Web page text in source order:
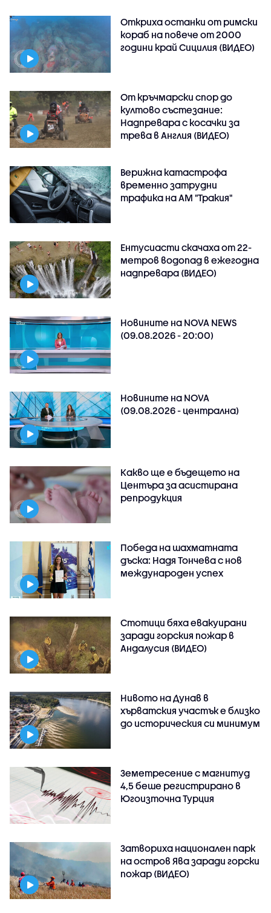
Откриха останки от римски
кораб на повече от 2000
години край Сицилия (ВИДЕО)
От кръчмарски спор до
култово състезание:
Надпревара с косачки за
трева в Англия (ВИДЕО)
Верижна катастрофа
временно затрудни
трафика на АМ "Тракия"
Ентусиасти скачаха от 22-
метров водопад в ежегодна
надпревара (ВИДЕО)
Новините на NOVA NEWS
(09.08.2026 - 20:00)
Новините на NOVA
(09.08.2026 - централна)
Какво ще е бъдещето на
Центъра за асистирана
репродукция
Победа на шахматната
дъска: Надя Тончева с нов
международен успех
Стотици бяха евакуирани
заради горския пожар в
Андалусия (ВИДЕО)
Нивото на Дунав в
хърватския участък е близко
до историческия си минимум
Земетресение с магнитуд
4,5 беше регистрирано в
Югоизточна Турция
Затвориха национален парк
на остров Ява заради горски
пожар (ВИДЕО)